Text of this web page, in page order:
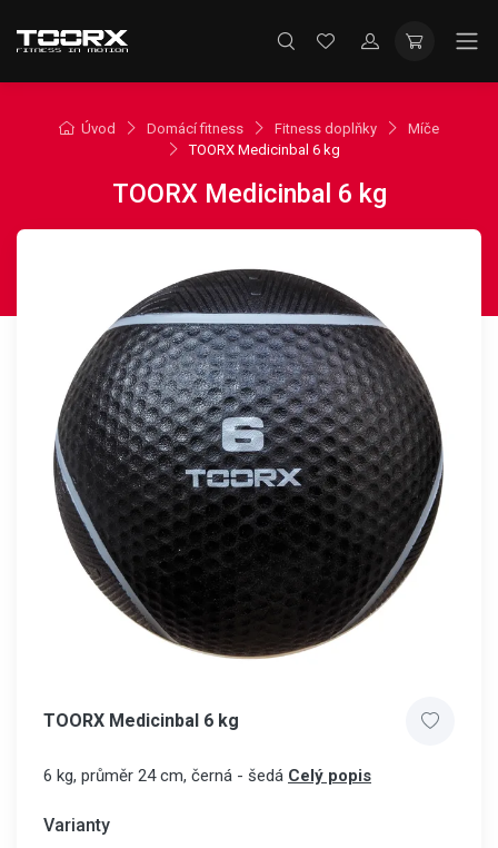
Úvod Domácí fitness Fitness doplňky
Míče
TOORX Medicinbal 6 kg
TOORX Medicinbal 6 kg
TOORX Medicinbal 6 kg
6 kg, průměr 24 cm, černá - šedá Celý popis
Varianty